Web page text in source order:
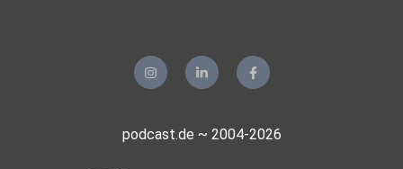
podcast.de ~ 2004-2026